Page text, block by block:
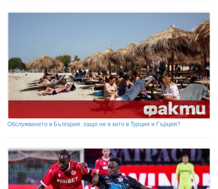
Обслужването в България: защо не е като в Турция и Гърция?